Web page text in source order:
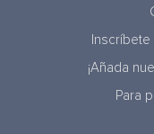
¡Añada
Para